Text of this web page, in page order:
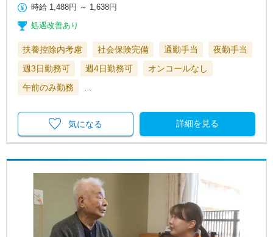
時給 1,488円 ～ 1,638円
処遇改善あり
扶養控除内考慮 社会保険完備 通勤手当
夜勤手当
週3日勤務可
週4日勤務可
オンコールなし
午前のみ勤務
詳細を見る
気になる